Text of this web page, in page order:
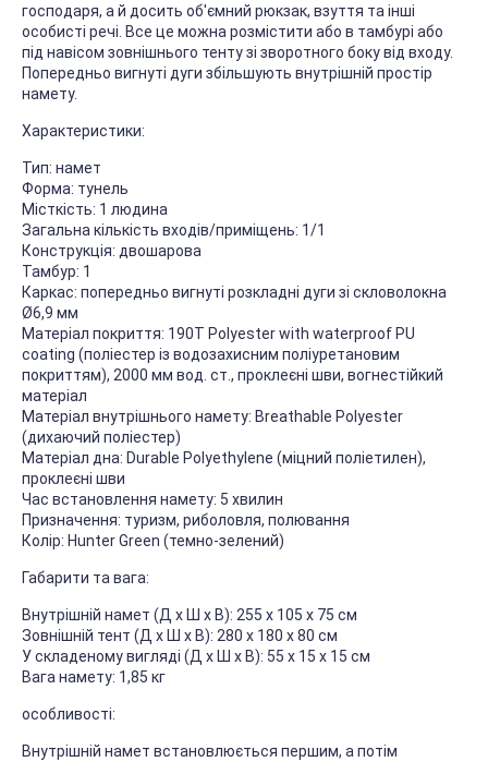
господаря, а й досить об'ємний рюкзак, взуття та інші
особисті речі. Все це можна розмістити або в тамбурі або
під навісом зовнішнього тенту зі зворотного боку від входу.
Попередньо вигнуті дуги збільшують внутрішній простір
намету.
Характеристики:
Тип: намет
Форма: тунель
Місткість: 1 людина
Загальна кількість входів/приміщень: 1/1
Конструкція: двошарова
Тамбур: 1
Каркас: попередньо вигнуті розкладні дуги зі скловолокна
Ø6,9 мм
Матеріал покриття: 190T Polyester with waterproof PU
coating (поліестер із водозахисним поліуретановим
покриттям), 2000 мм вод. ст., проклеєні шви, вогнестійкий
матеріал
Матеріал внутрішнього намету: Breathable Polyester
(дихаючий поліестер)
Матеріал дна: Durable Polyethylene (міцний поліетилен),
проклеєні шви
Час встановлення намету: 5 хвилин
Призначення: туризм, риболовля, полювання
Колір: Hunter Green (темно-зелений)
Габарити та вага:
Внутрішній намет (Д х Ш х В): 255 х 105 х 75 см
Зовнішній тент (Д х Ш х В): 280 х 180 х 80 см
У складеному вигляді (Д х Ш х В): 55 х 15 х 15 см
Вага намету: 1,85 кг
особливості:
Внутрішній намет встановлюється першим, а потім